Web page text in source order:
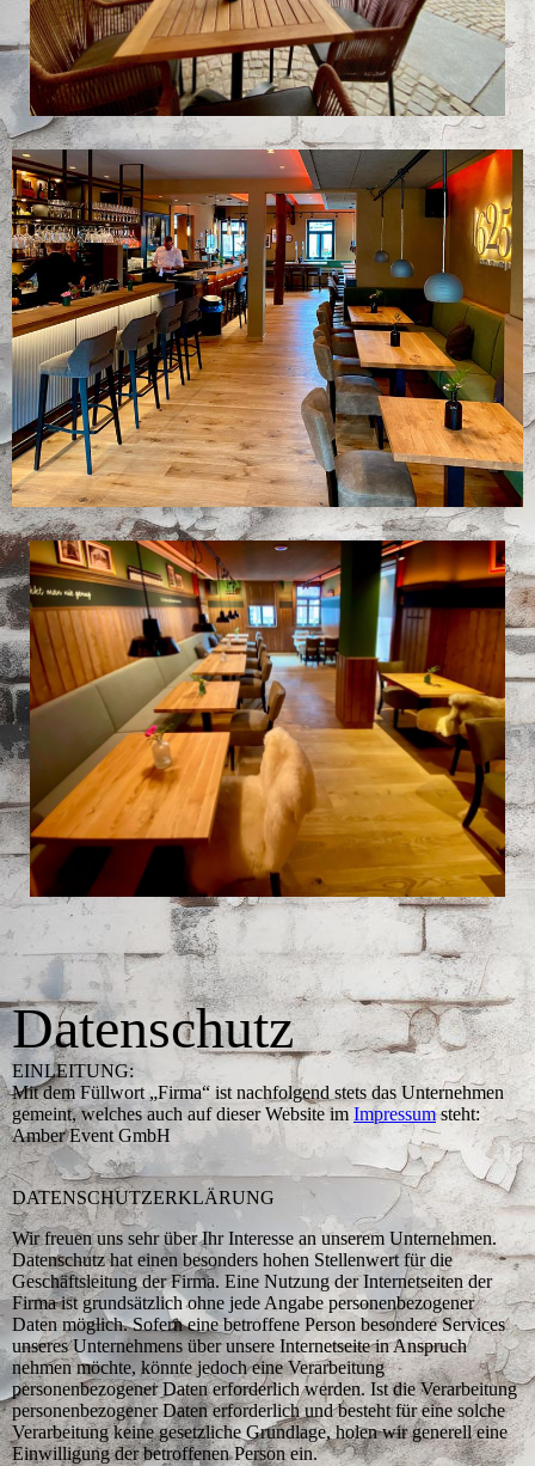
Datenschutz
EINLEITUNG:
Mit dem Füllwort „Firma“ ist nachfolgend stets das Unternehmen
gemeint, welches auch auf dieser Website im Impressumsteht:
Amber Event GmbH
DATENSCHUTZ­ERKLÄRUNG
Wir freuen uns sehr über Ihr Interesse an unserem Unternehmen.
Datenschutz hat einen besonders hohen Stellenwert für die
Geschäftsleitung der Firma. Eine Nutzung der Internetseiten der
Firma ist grundsätzlich ohne jede Angabe personenbezogener
Daten möglich. Sofern eine betroffene Person besondere Services
unseres Unternehmens über unsere Internetseite in Anspruch
nehmen möchte, könnte jedoch eine Verarbeitung
personenbezogener Daten erforderlich werden. Ist die Verarbeitung
personenbezogener Daten erforderlich und besteht für eine solche
Verarbeitung keine gesetzliche Grundlage, holen wir generell eine
Einwilligung der betroffenen Person ein.